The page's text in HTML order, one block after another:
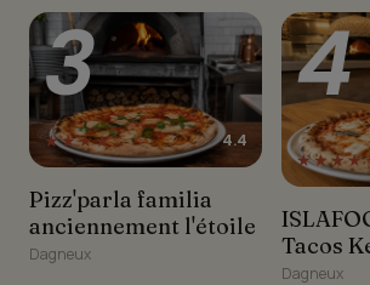
Pizz'parla familia
anciennement l'étoile
3
★★★★☆ 4.4
Pizz'parla familia
anciennement l'étoile
Dagneux
4
Tacos
Dagneux